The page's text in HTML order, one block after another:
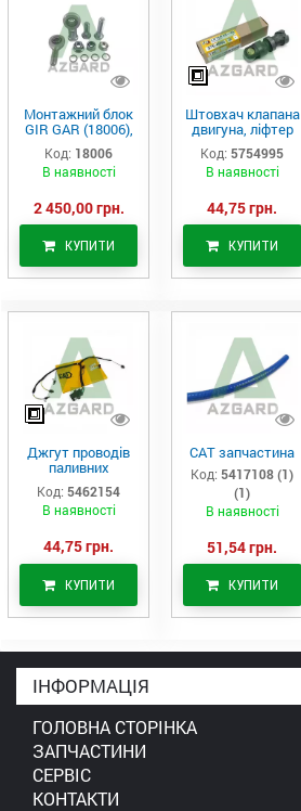
Монтажний блок
GIR GAR (18006),
Аналог
Код: 18006
В наявності
2 450,00 грн.
КУПИТИ
Штовхач клапана
двигуна, ліфтер
(575-4995)
Код: 5754995
В наявності
44,75 грн.
КУПИТИ
Джгут проводів
паливних
форсунок CAT
C7/C9 (546-2154)
Код: 5462154
В наявності
44,75 грн.
КУПИТИ
САТ запчастина
Код: 5417108 (1)
(1)
В наявності
51,54 грн.
КУПИТИ
ІНФОРМАЦІЯ
ГОЛОВНА СТОРІНКА
ЗАПЧАСТИНИ
СЕРВІС
КОНТАКТИ